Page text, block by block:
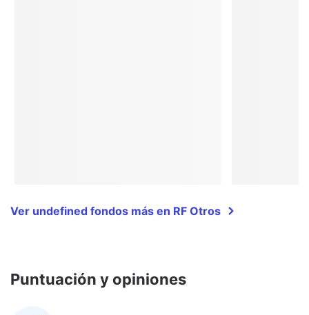
Ver undefined fondos más en RF Otros
Puntuación y opiniones